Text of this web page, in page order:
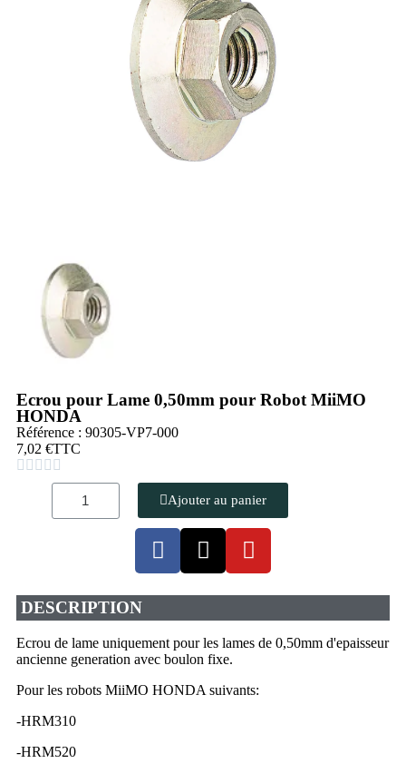
Ecrou pour Lame 0,50mm pour Robot MiiMO
HONDA
Référence : 90305-VP7-000
7,02 €TTC
    
Ajouter au panier
DESCRIPTION
Ecrou de lame uniquement pour les lames de 0,50mm d'epaisseur
ancienne generation avec boulon fixe.
Pour les robots MiiMO HONDA suivants:
-HRM310
-HRM520